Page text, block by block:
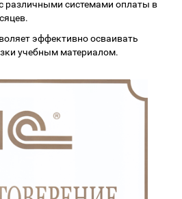
различными системами оплаты в
эффективно осваивать
учебным материалом.